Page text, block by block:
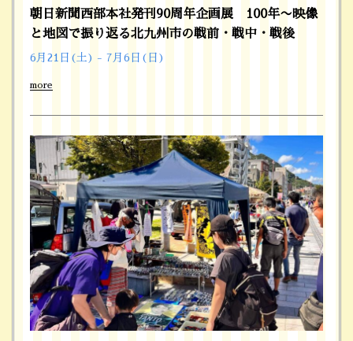
朝日新聞西部本社発刊90周年企画展 100年〜映像
と地図で振り返る北九州市の戦前・戦中・戦後
6月21日(土) - 7月6日(日)
more